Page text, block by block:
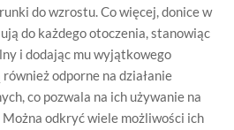
do wzrostu. Co więcej, donice w
do każdego otoczenia, stanowiąc
i dodając mu wyjątkowego
odporne na działanie
co pozwala na ich używanie na
odkryć wiele możliwości ich